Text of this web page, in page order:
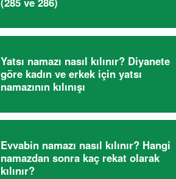
Yatsı namazı nasıl kılınır? Diyanete
göre kadın ve erkek için yatsı
namazının kılınışı
Evvabin namazı nasıl kılınır? Hangi
namazdan sonra kaç rekat olarak
kılınır?